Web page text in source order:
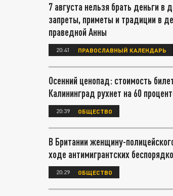
7 августа нельзя брать деньги в
запреты, приметы и традиции в
праведной Анны
20:41 ПРАВОСЛАВНЫЙ КАЛЕНДАРЬ
Осенний ценопад: стоимость
Калининград рухнет на 60
20:39 ОБЩЕСТВО
В Британии женщину-
ходе антимигрантских
20:29 ОБЩЕСТВО